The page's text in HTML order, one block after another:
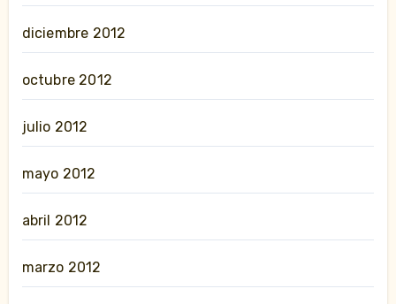
diciembre 2012
octubre 2012
julio 2012
mayo 2012
abril 2012
marzo 2012